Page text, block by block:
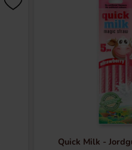
Quick Milk -